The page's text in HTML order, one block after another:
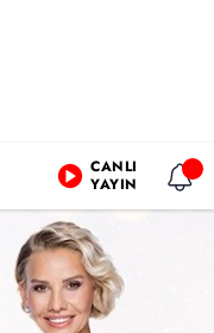
CANLI
YAYIN